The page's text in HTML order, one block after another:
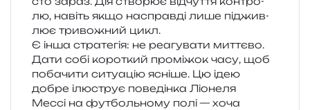
лю, навіть якщо насправ­ді лише піджив­
лює три­во­жний цикл.
Є інша стра­те­гія: не реа­гу­ва­ти мит­тє­во.
Дати собі коро­ткий про­мі­жок часу, щоб
поба­чи­ти ситу­а­цію ясні­ше. Цю ідею
добре ілю­струє пове­дін­ка Ліонеля
Мессі на фут­боль­но­му полі — хоча